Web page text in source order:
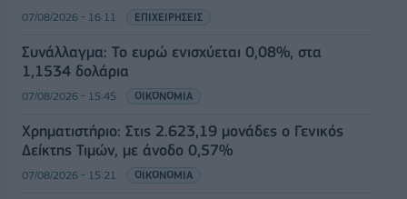
07/08/2026 - 16:11 ΕΠΙΧΕΙΡΗΣΕΙΣ
Συνάλλαγμα: Το ευρώ ενισχύεται 0,08%, στα
1,1534 δολάρια
07/08/2026 - 15:45 ΟΙΚΟΝΟΜΙΑ
Χρηματιστήριο: Στις 2.623,19 μονάδες ο Γενικός
Δείκτης Τιμών, με άνοδο 0,57%
07/08/2026 - 15:21 ΟΙΚΟΝΟΜΙΑ